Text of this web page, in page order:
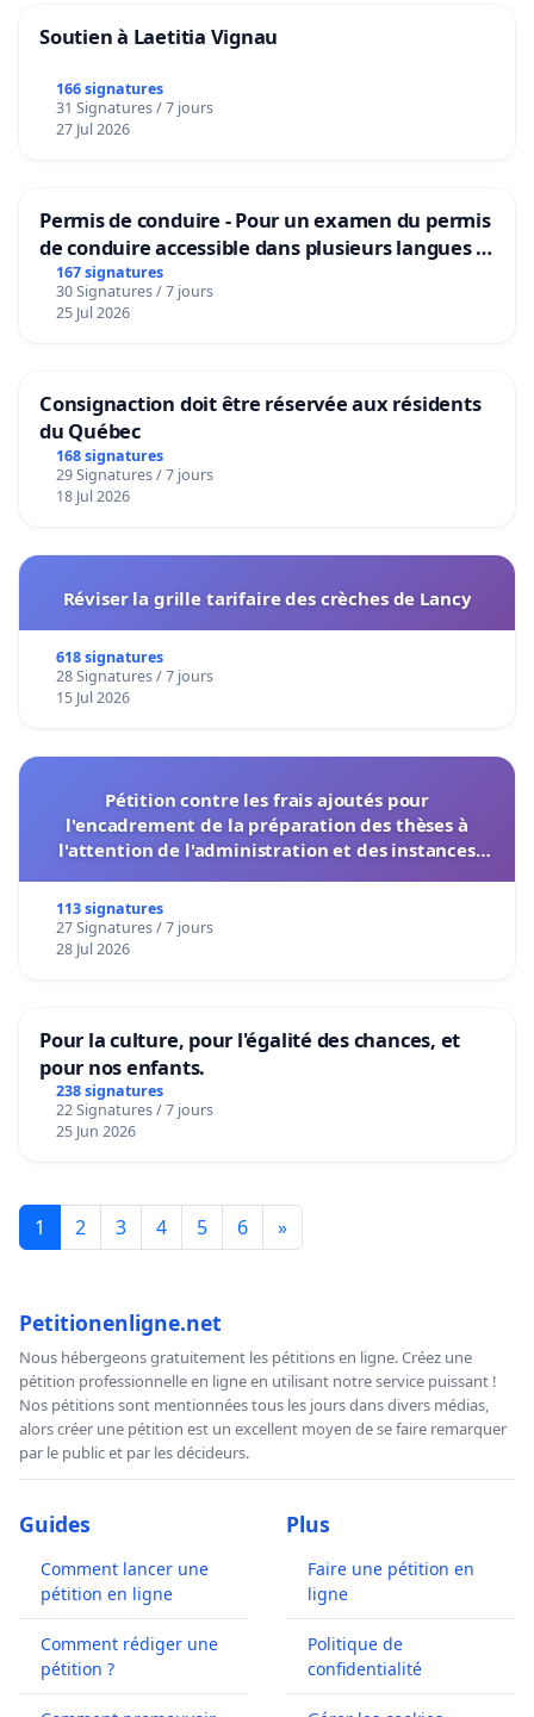
Soutien à Laetitia Vignau
166 signatures
31 Signatures / 7 jours
27 Jul 2026
Permis de conduire - Pour un examen du permis
de conduire accessible dans plusieurs langues à
Bruxelles
167 signatures
30 Signatures / 7 jours
25 Jul 2026
Consignaction doit être réservée aux résidents
du Québec
168 signatures
29 Signatures / 7 jours
18 Jul 2026
Réviser la grille tarifaire des crèches de Lancy
618 signatures
28 Signatures / 7 jours
15 Jul 2026
Pétition contre les frais ajoutés pour
l'encadrement de la préparation des thèses à
l'attention de l'administration et des instances
113 signatures
27 Signatures / 7 jours
28 Jul 2026
Pour la culture, pour l'égalité des chances, et
pour nos enfants.
238 signatures
22 Signatures / 7 jours
25 Jun 2026
1 2 3 4 5 6 »
Petitionenligne.net
Nous hébergeons gratuitement les pétitions en ligne. Créez une
pétition professionnelle en ligne en utilisant notre service puissant !
Nos pétitions sont mentionnées tous les jours dans divers médias,
alors créer une pétition est un excellent moyen de se faire remarquer
par le public et par les décideurs.
Guides
Comment lancer une
pétition en ligne
Comment rédiger une
pétition ?
Plus
Faire une pétition en
ligne
Politique de
confidentialité